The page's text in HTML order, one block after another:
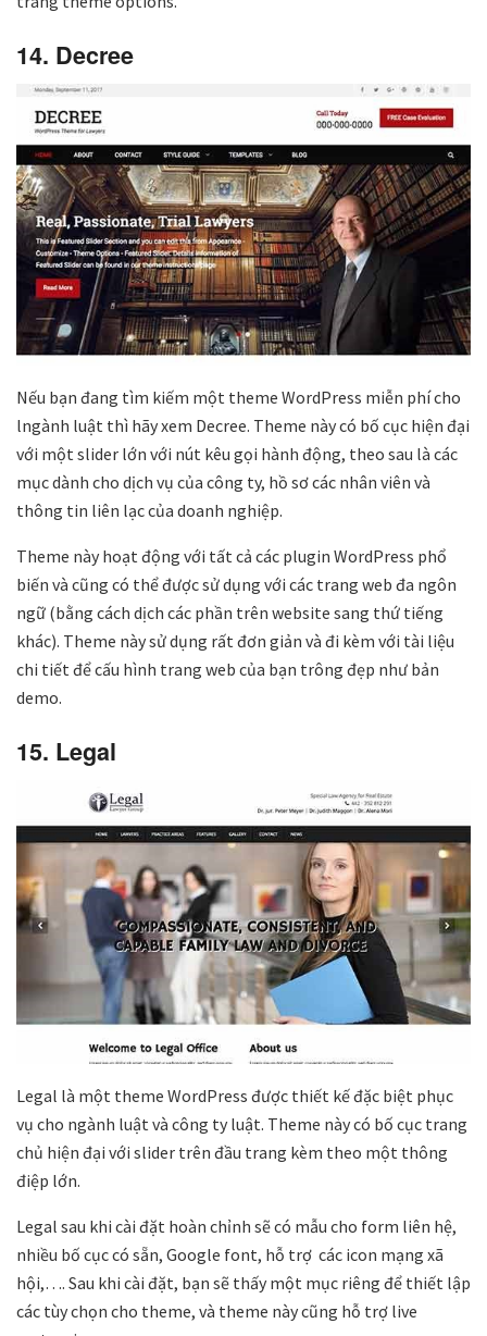
14. Decree
Nếu bạn đang tìm kiếm một theme WordPress miễn phí cho
lngành luật thì hãy xem Decree. Theme này có bố cục hiện đại
với một slider lớn với nút kêu gọi hành động, theo sau là các
mục dành cho dịch vụ của công ty, hồ sơ các nhân viên và
thông tin liên lạc của doanh nghiệp.
Theme này hoạt động với tất cả các plugin WordPress phổ
biến và cũng có thể được sử dụng với các trang web đa ngôn
ngữ (bằng cách dịch các phần trên website sang thứ tiếng
khác). Theme này sử dụng rất đơn giản và đi kèm với tài liệu
chi tiết để cấu hình trang web của bạn trông đẹp như bản
demo.
15. Legal
Legal là một theme WordPress được thiết kế đặc biệt phục
vụ cho ngành luật và công ty luật. Theme này có bố cục trang
chủ hiện đại với slider trên đầu trang kèm theo một thông
điệp lớn.
Legal sau khi cài đặt hoàn chỉnh sẽ có mẫu cho form liên hệ,
nhiều bố cục có sẵn, Google font, hỗ trợ các icon mạng xã
hội,…. Sau khi cài đặt, bạn sẽ thấy một mục riêng để thiết lập
các tùy chọn cho theme, và theme này cũng hỗ trợ live